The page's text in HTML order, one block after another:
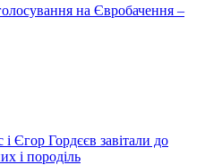
на Євробачення –
Єгор Гордєєв завітали до
і породіль